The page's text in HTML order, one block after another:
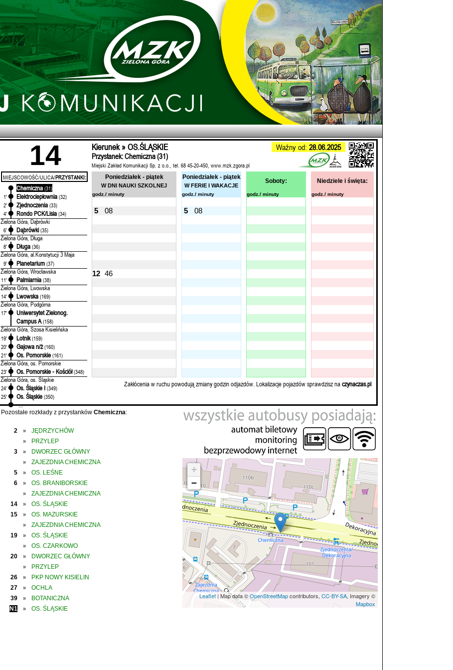
14 Kierunek » OS.ŚLĄSKIE Ważny od: 28.06.2025
Przystanek: Chemiczna (31)
Miejski Zakład Komunikacji Sp. z o.o., tel. 68 45-20-450, www.mzk.zgora.pl
MIEJSCOWOŚĆ/ULICA/PRZYSTANKI:
Chemiczna (31)
1'
Elektrociepłownia (32)
2'
Zjednoczenia (33)
4'
Rondo PCK/Lisia (34)
Zielona Góra, Dąbrówki
6' Dąbrówki (35)
Zielona Góra, Długa
8' Długa (36)
Zielona Góra, al.Konstytucji 3 Maja
9' Planetarium (37)
Zielona Góra, Wrocławska
11' Palmiarnia (38)
Zielona Góra, Lwowska
14' Lwowska (169)
Zielona Góra, Podgórna
17'
Uniwersytet Zielonog.
Campus A (158)
Zielona Góra, Szosa Kisielińska
19' Lotnik (159)
20'
Gajowa n/ż (160)
21'
Os. Pomorskie (161)
Zielona Góra, os. Pomorskie
23' Os. Pomorskie - Kościół (348)
Zielona Góra, os. Śląskie
24' Os. Śląskie I (349)
25'
Os. Śląskie (350)
...
Poniedziałek - piątek
W DNI NAUKI SZKOLNEJ
Poniedziałek - piątek
W FERIE I WAKACJE
Soboty: Niedziele i święta:
godz./ minuty godz./ minuty godz./ minuty godz./ minuty
5 08 5 08
12 46
Zakłócenia w ruchu powodują zmiany godzin odjazdów. Lokalizacje pojazdów sprawdzisz naczynaczas.pl
Pozostałe rozkłady z przystanków Chemiczna:
2 » JĘDRZYCHÓW
»
PRZYLEP
3
» DWORZEC GŁÓWNY
»
ZAJEZDNIA CHEMICZNA
5
»
OS. LEŚNE
6
» OS. BRANIBORSKIE
»
ZAJEZDNIA CHEMICZNA
14
»
OS. ŚLĄSKIE
15
» OS. MAZURSKIE
»
ZAJEZDNIA CHEMICZNA
19
» OS. ŚLĄSKIE
»
OS. CZARKOWO
20
» DWORZEC GŁÓWNY
»
PRZYLEP
26
»
PKP NOWY KISIELIN
27
»
OCHLA
39
»
BOTANICZNA
N1
» OS. ŚLĄSKIE
+
−
Leaflet | Map data ©OpenStreetMapcontributors, CC-BY-SA, Imagery ©
Mapbox